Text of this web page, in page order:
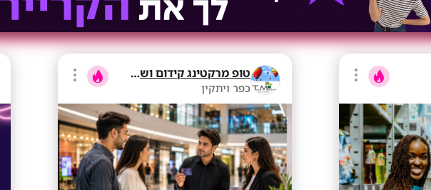
טופ מרקטינג קידום ושיווק בע"מ
כפר ויתקין